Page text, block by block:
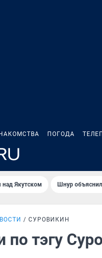
ПОГОДА
Якутском Шнур
СУРОВИКИН
по тэгу